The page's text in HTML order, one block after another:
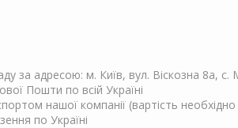
за адресою: м. Київ, вул. Віскозна 8а,
Пошти по всій Україні
нашої компанії (вартість
по Україні